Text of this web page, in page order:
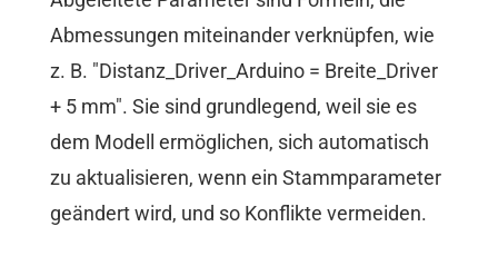
Abmessungen miteinander verknüpfen, wie
z. B. "Distanz_Driver_Arduino = Breite_Driver
+ 5 mm". Sie sind grundlegend, weil sie es
dem Modell ermöglichen, sich automatisch
zu aktualisieren, wenn ein Stammparameter
geändert wird, und so Konflikte vermeiden.